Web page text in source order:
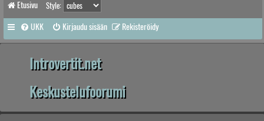
Etusivu Style:
UKK Kirjaudu sisään Rekisteröidy
Introvertit.net
Keskustelufoorumi